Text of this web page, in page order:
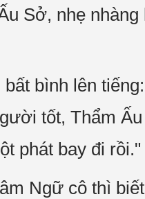
Sở, nhẹ
bình lên
tốt, Thẩm
phát bay đi rồi."
Ngữ cô thì